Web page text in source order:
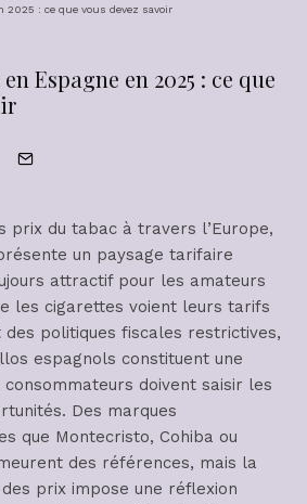
2025 : ce que vous devez savoir
Espagne en 2025 : ce que
prix du tabac à travers l’Europe,
un paysage tarifaire
attractif pour les amateurs
les cigarettes voient leurs tarifs
politiques fiscales restrictives,
espagnols constituent une
doivent saisir les
Des marques
que Montecristo, Cohiba ou
des références, mais la
prix impose une réflexion